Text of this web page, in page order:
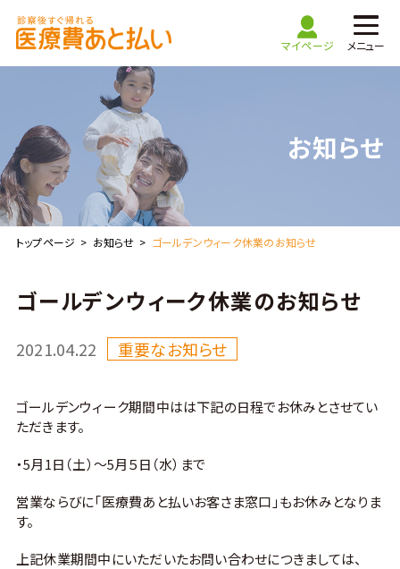
マイページ メニュー
薬局の方はこちら
医療費あと払いご利用ガイド
利用できる医療機関
よくある質問
お問い合わせ
お知らせ
トップページ お知らせ ゴールデンウィーク休業のお知らせ
ゴールデンウィーク休業のお知らせ
2021.04.22 重要なお知らせ
ゴールデンウィーク期間中はは下記の日程でお休みとさせてい
ただきます。
・5月1日（土）～5月５日（水）まで
営業ならびに「医療費あと払いお客さま窓口」もお休みとなりま
す。
上記休業期間中にいただいたお問い合わせにつきましては、